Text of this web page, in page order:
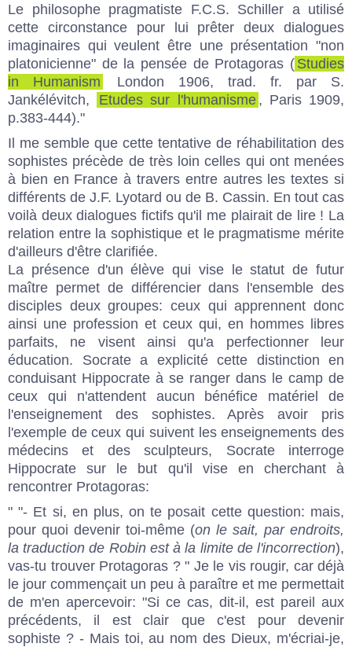
Le philosophe pragmatiste F.C.S. Schiller a utilisé
cette circonstance pour lui prêter deux dialogues
imaginaires qui veulent être une présentation "non
platonicienne" de la pensée de Protagoras ( Studies
in Humanism
London 1906, trad. fr. par S.
Jankélévitch,
Etudes sur l'humanisme , Paris 1909,
p.383-444)."
Il me semble que cette tentative de réhabilitation des
sophistes précède de très loin celles qui ont menées
à bien en France à travers entre autres les textes si
différents de J.F. Lyotard ou de B. Cassin. En tout cas
voilà deux dialogues fictifs qu'il me plairait de lire ! La
relation entre la sophistique et le pragmatisme mérite
d'ailleurs d'être clarifiée.
La présence d'un élève qui vise le statut de futur
maître permet de différencier dans l'ensemble des
disciples deux groupes: ceux qui apprennent donc
ainsi une profession et ceux qui, en hommes libres
parfaits, ne visent ainsi qu'a perfectionner leur
éducation. Socrate a explicité cette distinction en
conduisant Hippocrate à se ranger dans le camp de
ceux qui n'attendent aucun bénéfice matériel de
l'enseignement des sophistes. Après avoir pris
l'exemple de ceux qui suivent les enseignements des
médecins et des sculpteurs, Socrate interroge
Hippocrate sur le but qu'il vise en cherchant à
rencontrer Protagoras:
" "- Et si, en plus, on te posait cette question: mais,
pour quoi devenir toi-même (on le sait, par endroits,
la traduction de Robin est à la limite de l'incorrection),
vas-tu trouver Protagoras ? " Je le vis rougir, car déjà
le jour commençait un peu à paraître et me permettait
de m'en apercevoir: "Si ce cas, dit-il, est pareil aux
précédents, il est clair que c'est pour devenir
sophiste ? - Mais toi, au nom des Dieux, m'écriai-je,